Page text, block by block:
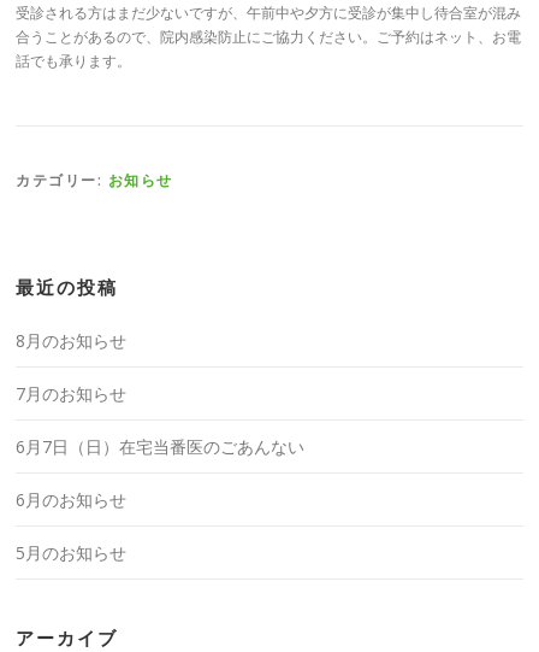
受診される方はまだ少ないですが、午前中や夕方に受診が集中し待合室が混み
合うことがあるので、院内感染防止にご協力ください。ご予約はネット、お電
話でも承ります。
カテゴリー: お知らせ
最近の投稿
8月のお知らせ
7月のお知らせ
6月7日（日）在宅当番医のごあんない
6月のお知らせ
5月のお知らせ
アーカイブ